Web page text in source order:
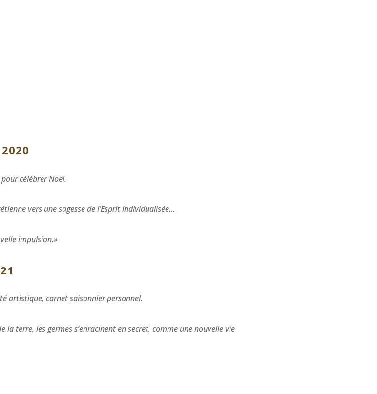
2020
célébrer Noël.
vers une sagesse de l’Esprit individualisée…
impulsion.»
artistique, carnet saisonnier personnel.
la terre, les germes s’enracinent en secret, comme une nouvelle vie